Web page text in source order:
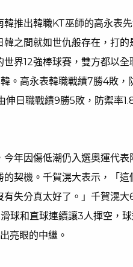
推出韓職KT巫師的高永表
之間就如世仇般存在，打的
界12強棒球賽，雙方都以全
。高永表韓職戰績7勝4敗，
日職戰績9勝5敗，防禦率
年因傷低潮仍入選奧運代表
契機。千賀滉大表示，「這
失分真太好了。」千賀滉大
球和直球連續讓3人揮空，
亮眼的中繼。